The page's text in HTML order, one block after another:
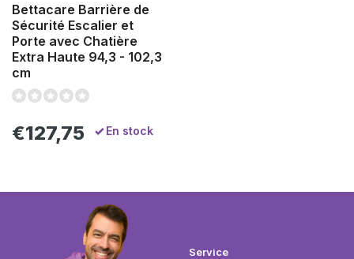
Bettacare Barrière de
Sécurité Escalier et
Porte avec Chatière
Extra Haute 94,3 - 102,3
cm
€127,75 En stock
Service